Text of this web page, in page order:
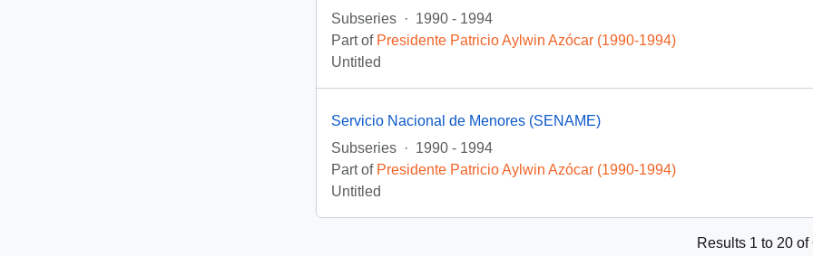
Subseries · 1990 - 1994
Part of Presidente Patricio Aylwin Azócar (1990-1994)
Untitled
Servicio Nacional de Menores (SENAME)
Subseries · 1990 - 1994
Part of Presidente Patricio Aylwin Azócar (1990-1994)
Untitled
Results 1 to 20 of